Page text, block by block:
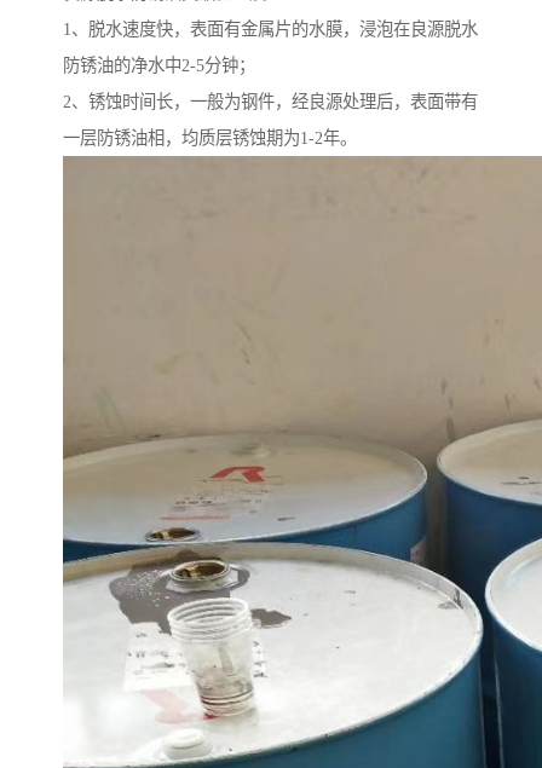
1、脱水速度快，表面有金属片的水膜，浸泡在良源脱水
防锈油的净水中2-5分钟；
2、锈蚀时间长，一般为钢件，经良源处理后，表面带有
一层防锈油相，均质层锈蚀期为1-2年。